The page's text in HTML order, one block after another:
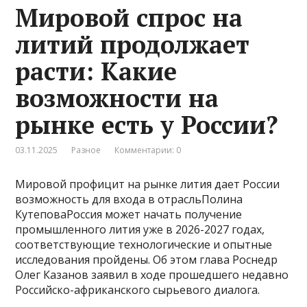
Мировой спрос на
литий продолжает
расти: Какие
возможности на
рынке есть у России?
03.11.2025 Разное Комментарии: 0
Мировой профицит на рынке лития дает России
возможность для входа в отрасльПолина
КутеповаРоссия может начать получение
промышленного лития уже в 2026-2027 годах,
соответствующие технологические и опытные
исследования пройдены. Об этом глава Роснедр
Олег Казанов заявил в ходе прошедшего недавно
Российско-африканского сырьевого диалога.